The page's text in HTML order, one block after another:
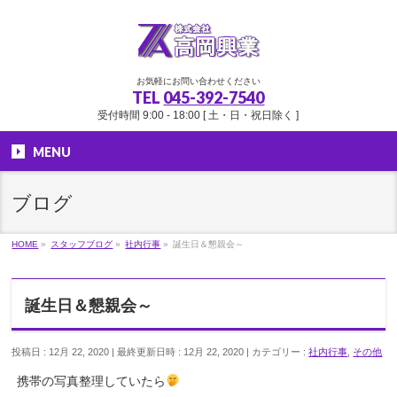
お気軽にお問い合わせください
TEL 045-392-7540
受付時間 9:00 - 18:00 [ 土・日・祝日除く ]
MENU
ブログ
HOME » スタッフブログ » 社内行事 » 誕生日＆懇親会～
誕生日＆懇親会～
投稿日 : 12月 22, 2020 最終更新日時 : 12月 22, 2020 カテゴリー :社内行事 その他
携帯の写真整理していたら